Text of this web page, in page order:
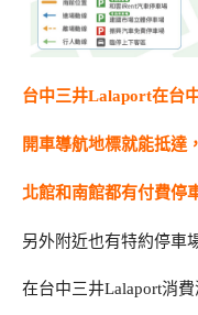
台中三井Lalaport在台
開車導航地標就能抵達
北館和南館都有付費停
另外附近也有特約停車
在台中三井Lalaport消